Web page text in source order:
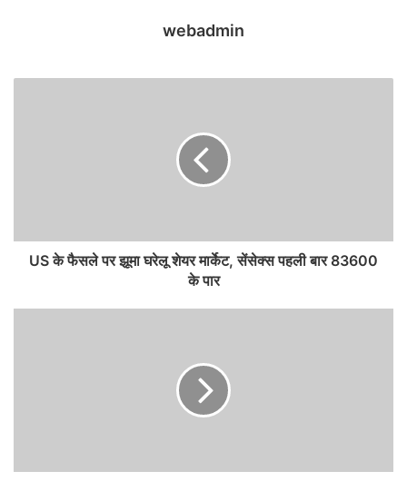
webadmin
US के फैसले पर झूमा घरेलू शेयर मार्केट, सेंसेक्स पहली बार 83600
के पार